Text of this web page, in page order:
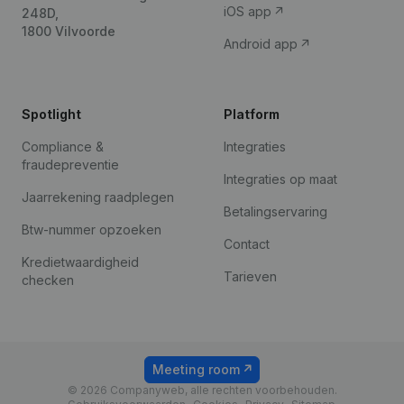
248D,
1800 Vilvoorde
iOS app
Android app
Spotlight
Compliance &
fraudepreventie
Jaarrekening raadplegen
Btw-nummer opzoeken
Kredietwaardigheid
checken
Platform
Integraties
Integraties op maat
Betalingservaring
Contact
Tarieven
© 2026 Companyweb, alle rechten voorbehouden.
Meeting room